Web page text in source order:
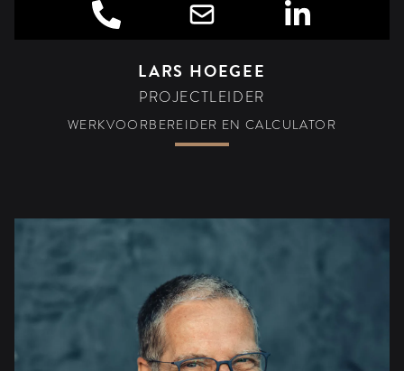
LARS HOEGEE
PROJECTLEIDER
WERKVOORBEREIDER EN CALCULATOR